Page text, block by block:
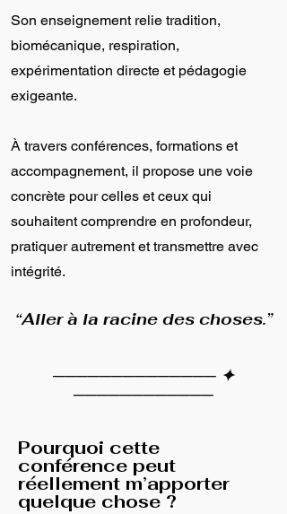
Son enseignement relie tradition,
biomécanique, respiration,
expérimentation directe et pédagogie
exigeante.
À travers conférences, formations et
accompagnement, il propose une voie
concrète pour celles et ceux qui
souhaitent comprendre en profondeur,
pratiquer autrement et transmettre avec
intégrité.
“Aller à la racine des choses.”
────────────── ✦
────────────
Pourquoi cette
conférence peut
réellement m’apporter
quelque chose ?